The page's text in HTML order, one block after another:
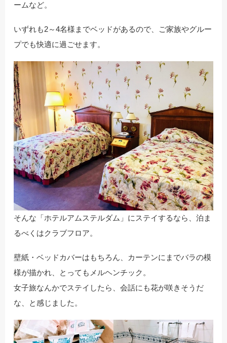
ームなど。
いずれも2～4名様までベッドがあるので、ご家族やグルー
プでも快適に過ごせます。
そんな「ホテルアムステルダム」にステイするなら、泊ま
るべくはクラブフロア。
壁紙・ベッドカバーはもちろん、カーテンにまでバラの模
様が描かれ、とってもメルヘンチック。
女子旅なんかでステイしたら、会話にも花が咲きそうだ
な、と感じました。